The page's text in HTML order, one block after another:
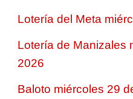
Lotería del Meta
Lotería de Manizales
2026
Baloto miércoles 29